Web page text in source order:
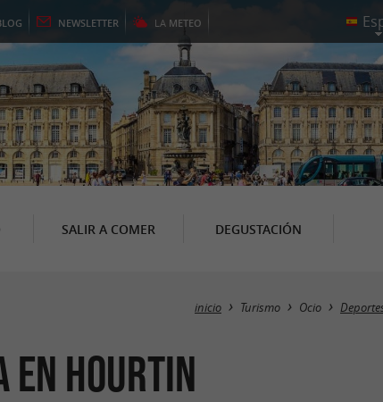
NEWSLETTER LA METEO
SALIR A COMER DEGUSTACIÓN
inicio Turismo Ocio
en Hourtin